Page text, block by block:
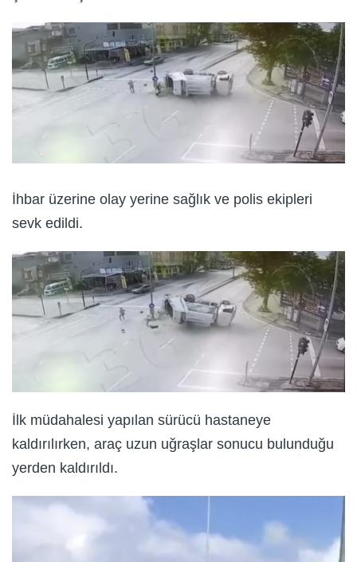
İhbar üzerine olay yerine sağlık ve polis ekipleri
sevk edildi.
İlk müdahalesi yapılan sürücü hastaneye
kaldırılırken, araç uzun uğraşlar sonucu bulunduğu
yerden kaldırıldı.